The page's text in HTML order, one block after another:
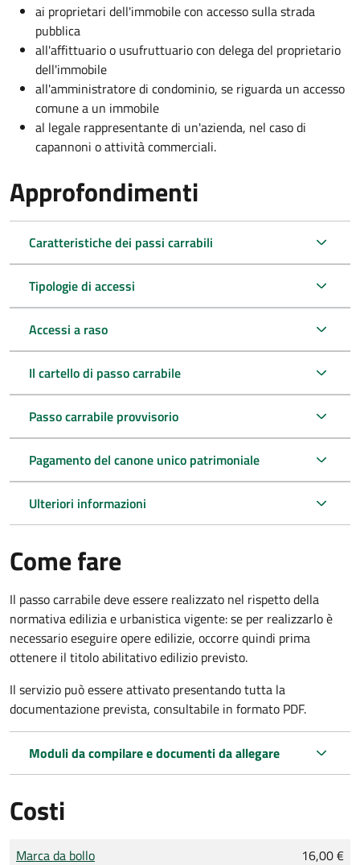
ai proprietari dell'immobile con accesso sulla strada
pubblica
all'affittuario o usufruttuario con delega del proprietario
dell'immobile
all'amministratore di condominio, se riguarda un accesso
comune a un immobile
al legale rappresentante di un'azienda, nel caso di
capannoni o attività commerciali.
Approfondimenti
Caratteristiche dei passi carrabili
Tipologie di accessi
Accessi a raso
Il cartello di passo carrabile
Passo carrabile provvisorio
Pagamento del canone unico patrimoniale
Ulteriori informazioni
Come fare
Il passo carrabile deve essere realizzato nel rispetto della
normativa edilizia e urbanistica vigente: se per realizzarlo è
necessario eseguire opere edilizie, occorre quindi prima
ottenere il titolo abilitativo edilizio previsto.
Il servizio può essere attivato presentando tutta la
documentazione prevista, consultabile in formato PDF.
Moduli da compilare e documenti da allegare
Costi
Tipo di pagamento
Importo
Marca da bollo 16,00 €